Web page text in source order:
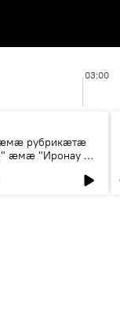
03:00
рубрикæтæ
æмæ "Иронау æй